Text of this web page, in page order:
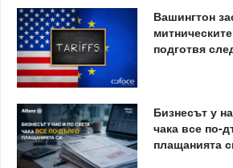
Вашингтон
подготвя
Бизнесът у
чака все по-
плащанията